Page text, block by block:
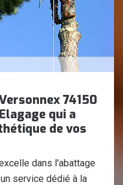
74150
qui a
de vos
dans l'abattage
service dédié à la